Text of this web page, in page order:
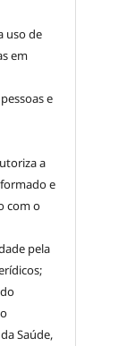
uso de
em
e
a
e
com o
pela
Saúde,